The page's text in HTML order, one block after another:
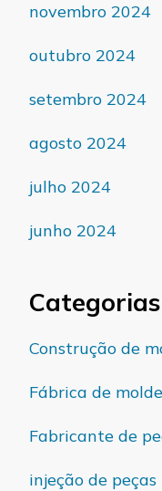
novembro 2024
outubro 2024
setembro 2024
agosto 2024
julho 2024
junho 2024
Categorias
Construção de
Fábrica de
Fabricante de
injeção de